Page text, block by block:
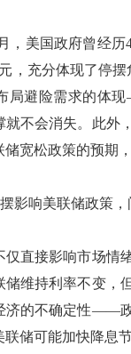
美国政府曾经历
，充分体现了停
局避险需求的体
就不会消失。此外
宽松政策的预期
响美联储政策，
接影响市场情绪
储维持利率不变，
济的不确定性——
储可能加快降息节